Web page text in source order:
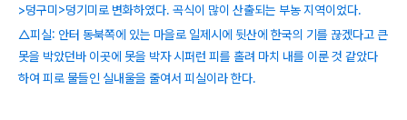
>덩구미>덩기미로 변화하였다. 곡식이 많이 산출되는 부농 지역이었다.
△피실: 안터 동북쪽에 있는 마을로 일제시에 뒷산에 한국의 기를 끊겠다고 큰
못을 박았던바 이곳에 못을 박자 시퍼런 피를 홀려 마치 내를 이룬 것 같았다
하여 피로 물들인 실내울을 줄여서 피실이라 한다.